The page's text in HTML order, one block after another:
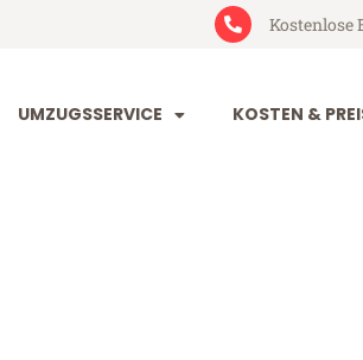
Kostenlose
UMZUGSSERVICE KOSTEN &